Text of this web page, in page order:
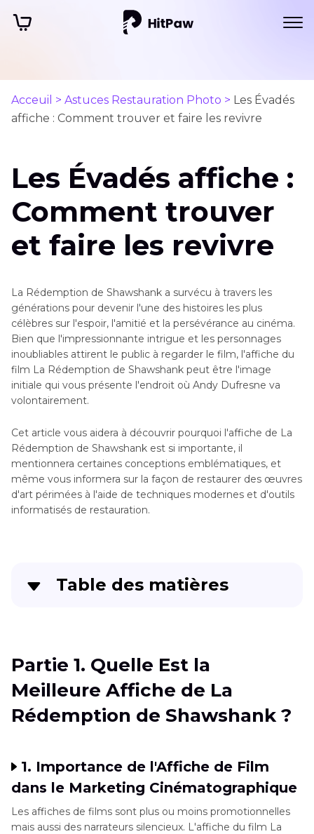
Acceuil > Astuces Restauration Photo > Les Évadés
affiche : Comment trouver et faire les revivre
Les Évadés affiche :
Comment trouver
et faire les revivre
La Rédemption de Shawshank a survécu à travers les
générations pour devenir l'une des histoires les plus
célèbres sur l'espoir, l'amitié et la persévérance au cinéma.
Bien que l'impressionnante intrigue et les personnages
inoubliables attirent le public à regarder le film, l'affiche du
film La Rédemption de Shawshank peut être l'image
initiale qui vous présente l'endroit où Andy Dufresne va
volontairement.
Cet article vous aidera à découvrir pourquoi l'affiche de La
Rédemption de Shawshank est si importante, il
mentionnera certaines conceptions emblématiques, et
même vous informera sur la façon de restaurer des œuvres
d'art périmées à l'aide de techniques modernes et d'outils
informatisés de restauration.
Table des matières
Partie 2. Œuvres Classiques : L'Affiche du Film
La Rédemption de Shawshank
Partie 3 . Conseil Bonus : Restaurer des
Partie 4 . FAQ sur l'Affiche de La Rédemption de
Shawshank de 1994
Partie 1. Quelle Est la
Meilleure Affiche de La
Rédemption de Shawshank ?
1. Importance de l'Affiche de Film
dans le Marketing Cinématographique
Les affiches de films sont plus ou moins promotionnelles
mais aussi des narrateurs silencieux. L'affiche du film La